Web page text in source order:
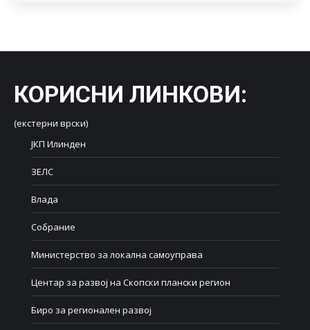
КОРИСНИ ЛИНКОВИ:
(екстерни врски)
ЈКП Илинден
ЗЕЛС
Влада
Собрание
Министерство за локална самоуправа
Центар за развој на Скопски плански регион
Биро за регионален развој